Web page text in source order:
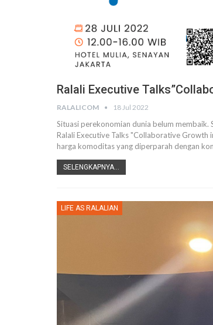
Ralali Executive
RALALICOM 18 Jul 2022
Situasi perekonomian dunia belum membaik.
Ralali Executive Talks "Collaborative Growth
harga komoditas yang diperparah dengan
SELENGKAPNYA...
LIFE AS RALALIAN